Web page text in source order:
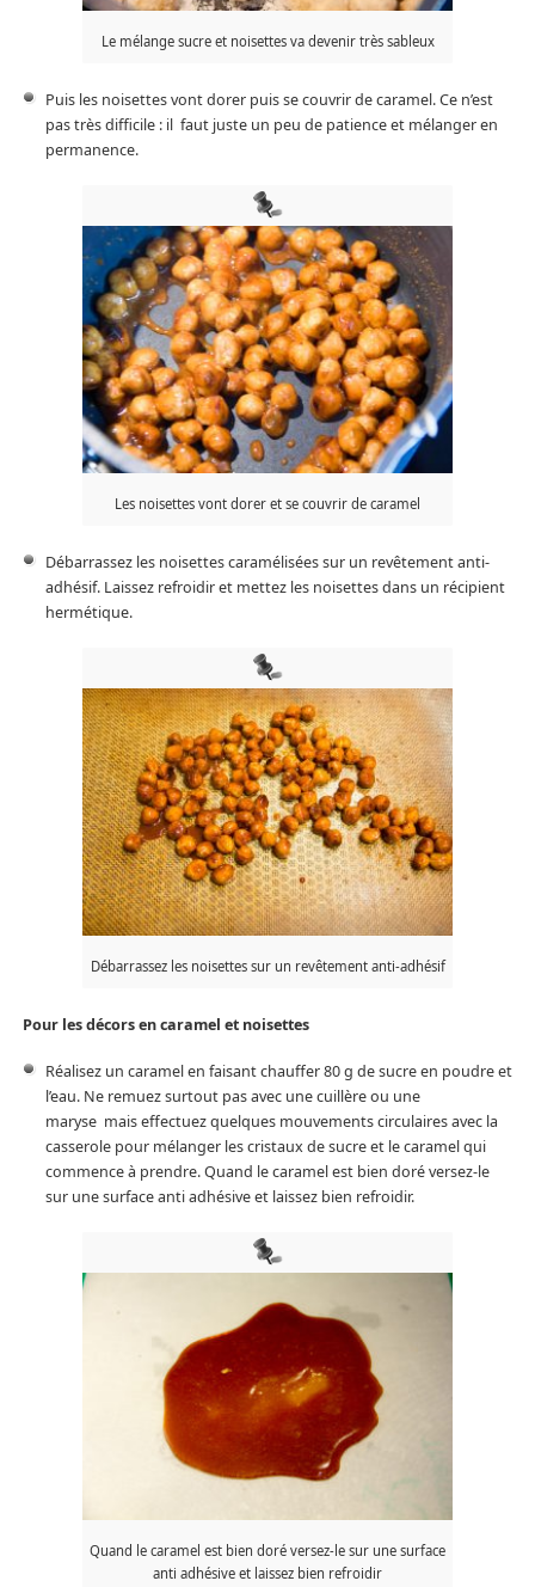
Le mélange sucre et noisettes va devenir très sableux
Puis les noisettes vont dorer puis se couvrir de caramel. Ce n’est
pas très difficile : il faut juste un peu de patience et mélanger en
permanence.
Les noisettes vont dorer et se couvrir de caramel
Débarrassez les noisettes caramélisées sur un revêtement anti-
adhésif. Laissez refroidir et mettez les noisettes dans un récipient
hermétique.
Débarrassez les noisettes sur un revêtement anti-adhésif
Pour les décors en caramel et noisettes
Réalisez un caramel en faisant chauffer 80 g de sucre en poudre et
l’eau. Ne remuez surtout pas avec une cuillère ou une
maryse mais effectuez quelques mouvements circulaires avec la
casserole pour mélanger les cristaux de sucre et le caramel qui
commence à prendre. Quand le caramel est bien doré versez-le
sur une surface anti adhésive et laissez bien refroidir.
Quand le caramel est bien doré versez-le sur une surface
anti adhésive et laissez bien refroidir